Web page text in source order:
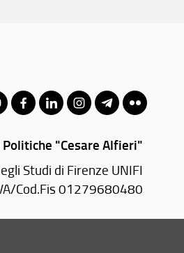
Politiche "Cesare Alfieri"
Studi di Firenze UNIFI
Cod.Fis 01279680480